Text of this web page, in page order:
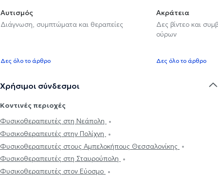
Αυτισμός
Διάγνωση, συμπτώματα και θεραπείες
Δες όλο το άρθρο
Ακράτεια
Δες βίντεο και
ούρων
Δες όλο το άρθρο
Χρήσιμοι σύνδεσμοι
Κοντινές περιοχές
Φυσικοθεραπευτές στη Νεάπολη
Φυσικοθεραπευτές στην Πολίχνη
Φυσικοθεραπευτές στους Αμπελοκήπους Θεσσαλονίκης
Φυσικοθεραπευτές στη Σταυρούπολη
Φυσικοθεραπευτές στον Εύοσμο